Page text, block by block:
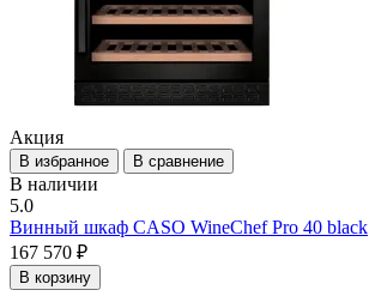
Акция
В избранное В сравнение
В наличии
5.0
Винный шкаф CASO WineChef Pro 40 black
167 570 ₽
В корзину